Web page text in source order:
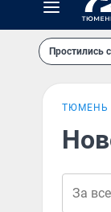
Простились
ТЮМЕНЬ